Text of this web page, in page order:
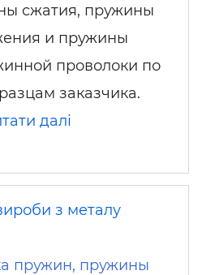
сжатия, пружины
и пружины
проволоки по
заказчика.
далі
з металу
пружин, пружины